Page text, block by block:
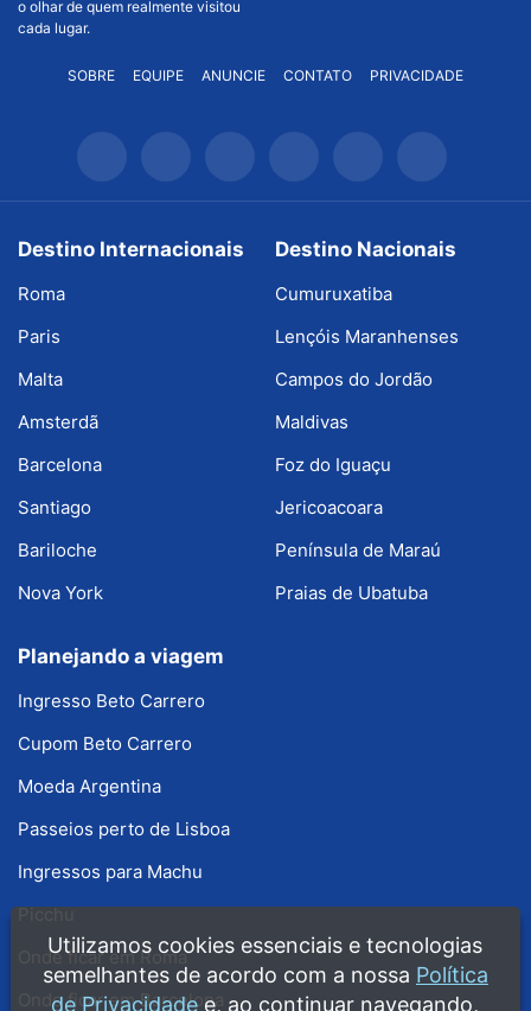
o olhar de quem realmente visitou
cada lugar.
SOBRE EQUIPE ANUNCIE CONTATO PRIVACIDADE
Destino Internacionais
Roma
Paris
Malta
Amsterdã
Barcelona
Santiago
Bariloche
Nova York
Destino Nacionais
Cumuruxatiba
Lençóis Maranhenses
Campos do Jordão
Maldivas
Foz do Iguaçu
Jericoacoara
Península de Maraú
Praias de Ubatuba
Planejando a viagem
Ingresso Beto Carrero
Cupom Beto Carrero
Moeda Argentina
Passeios perto de Lisboa
Ingressos para Machu
Onde ficar em Roma
Onde ficar em Barcelona
Utilizamos cookies essenciais e tecnologias
semelhantes de acordo com a nossa Política
de Privacidade e, ao continuar navegando,